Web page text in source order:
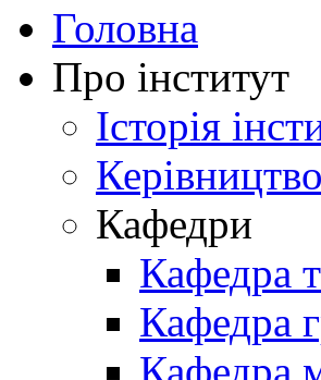
Головна
Про інститут
Історія
Керівництво
Кафедри
Кафедра
Кафедра
Кафедра